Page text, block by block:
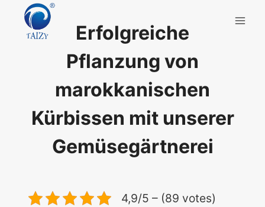
Inhalt
springen
Erfolgreiche
Pflanzung von
marokkanischen
Kürbissen mit unserer
Gemüsegärtnerei
4,9/5 – (89 votes)